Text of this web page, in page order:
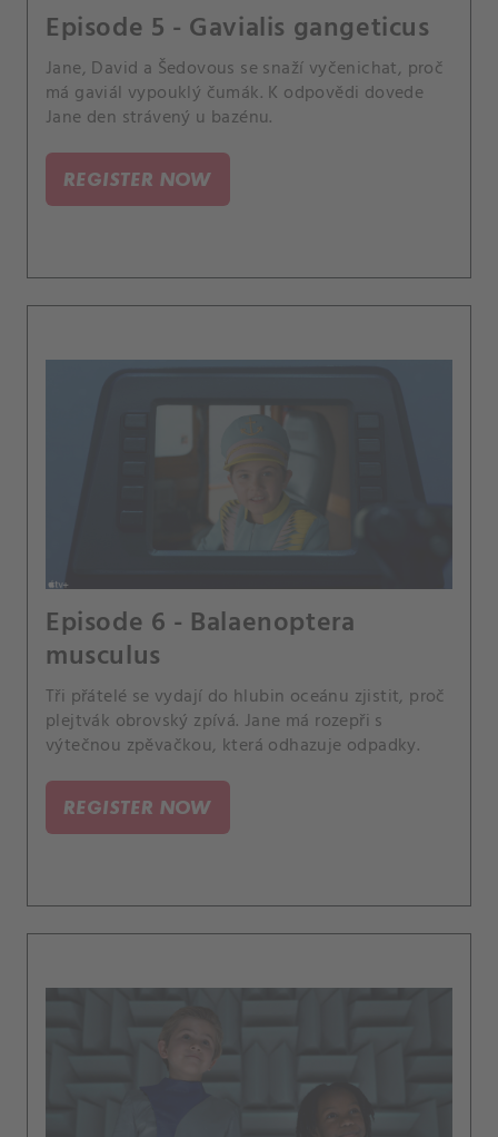
Episode 5 - Gavialis gangeticus
Jane, David a Šedovous se snaží vyčenichat, proč
má gaviál vypouklý čumák. K odpovědi dovede
Jane den strávený u bazénu.
REGISTER NOW
Episode 6 - Balaenoptera
musculus
Tři přátelé se vydají do hlubin oceánu zjistit, proč
plejtvák obrovský zpívá. Jane má rozepři s
výtečnou zpěvačkou, která odhazuje odpadky.
REGISTER NOW